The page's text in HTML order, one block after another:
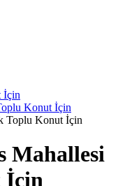
İçin
Konut İçin
Toplu Konut İçin
Mahallesi
İçin